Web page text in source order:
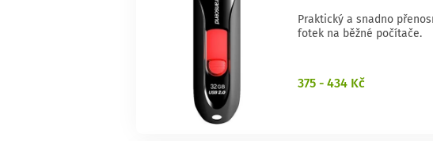
Praktický a snadno
fotek na běžné počítače.
375 - 434 Kč